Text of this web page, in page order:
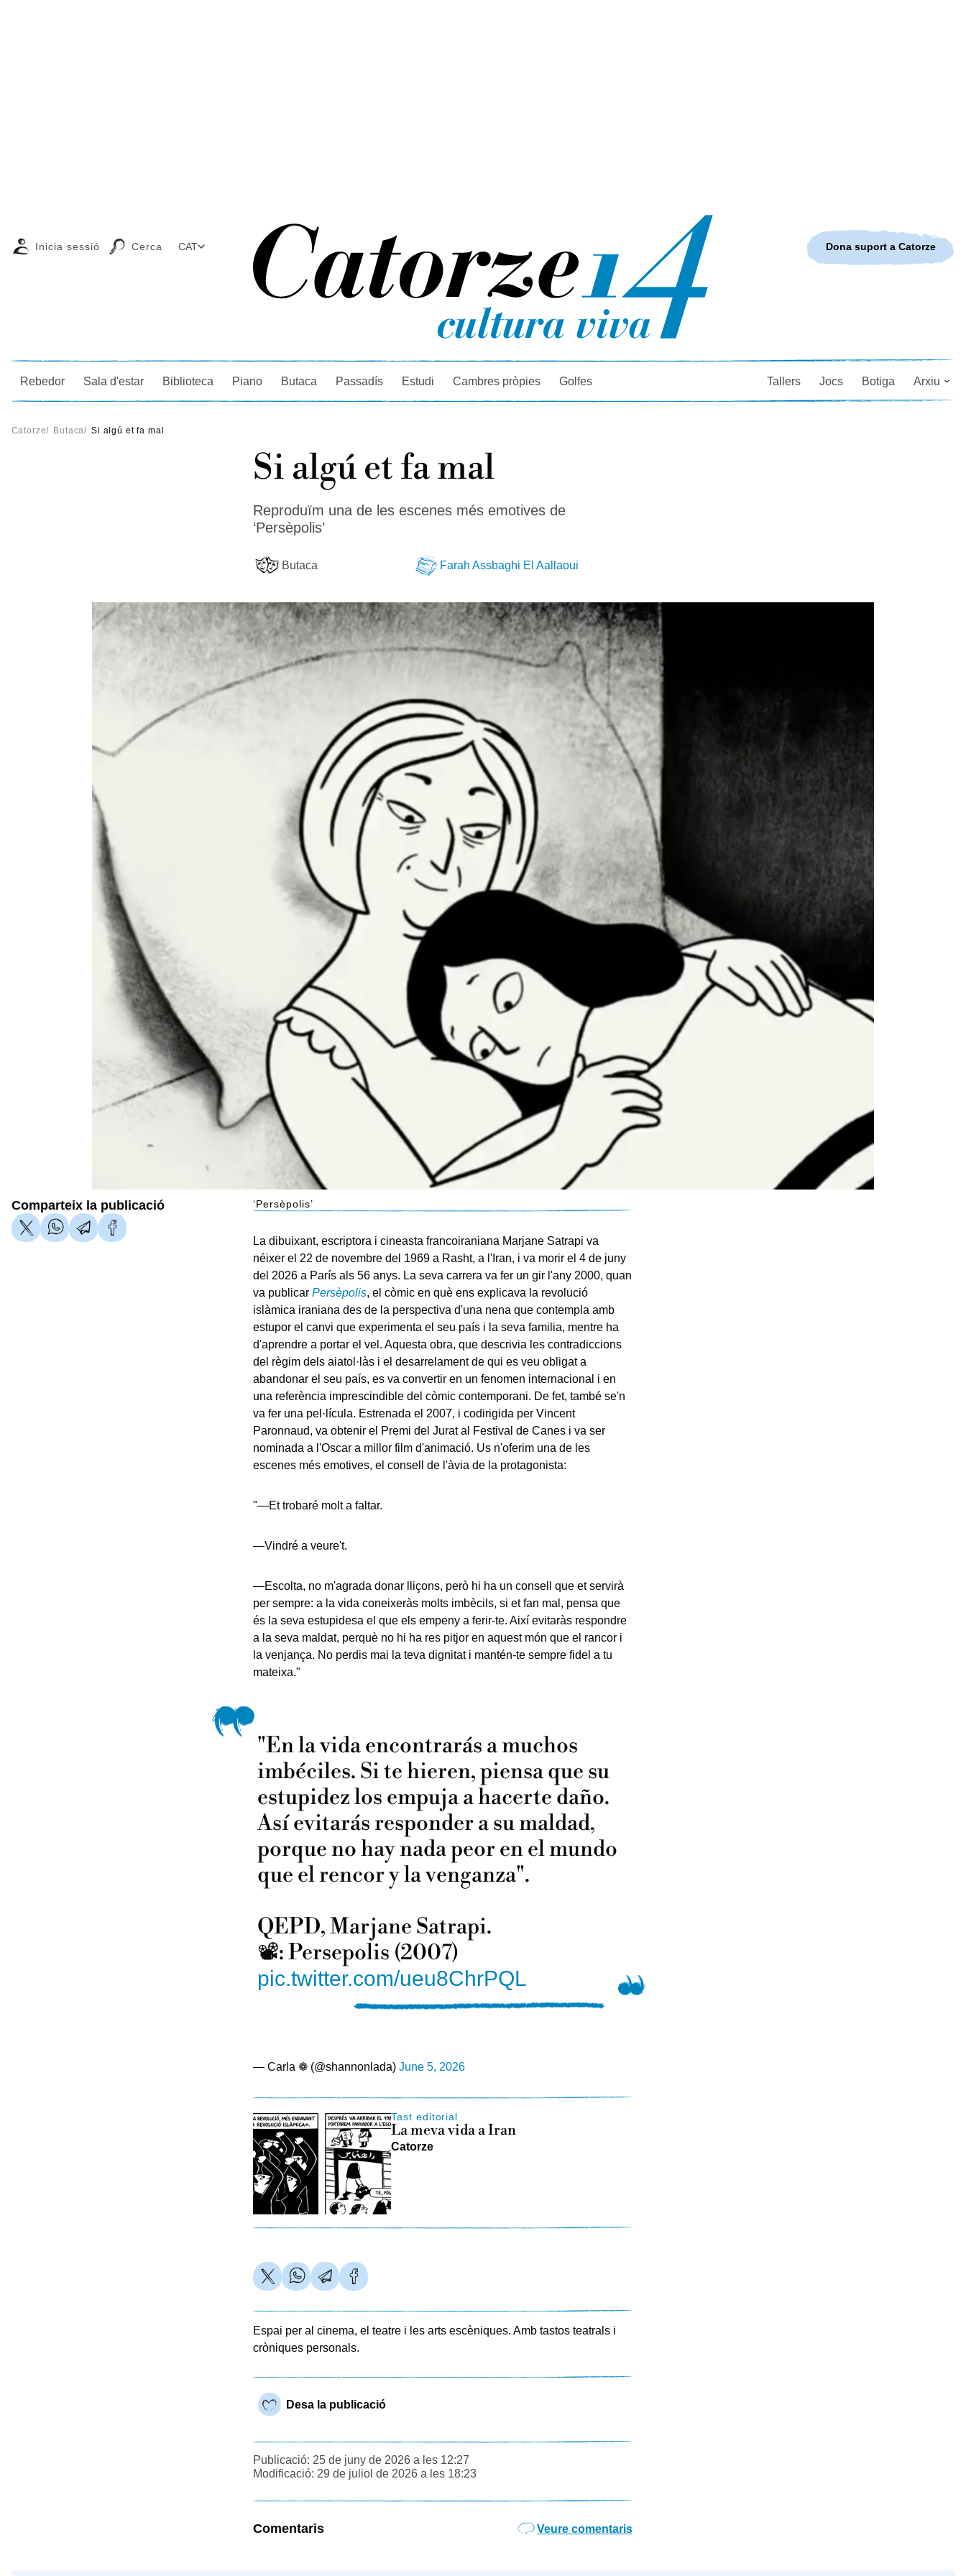
Cercador
Inicia sessió Cerca CAT
Rebedor Sala d'estar Biblioteca Piano Butaca Passadís Estudi Cambres pròpies Golfes Tallers Jocs Botiga Arxiu
Dona suport a Catorze
Catorze/ Butaca/ Si algú et fa mal
Si algú et fa mal
Reproduïm una de les escenes més emotives de
‘Persèpolis’
Butaca Farah Assbaghi El Aallaoui
‘Persèpolis’
Comparteix la publicació
La dibuixant, escriptora i cineasta francoiraniana Marjane Satrapi va
néixer el 22 de novembre del 1969 a Rasht, a l'Iran, i va morir el 4 de juny
del 2026 a París als 56 anys. La seva carrera va fer un gir l'any 2000, quan
va publicar Persèpolis, el còmic en què ens explicava la revolució
islàmica iraniana des de la perspectiva d'una nena que contempla amb
estupor el canvi que experimenta el seu país i la seva familia, mentre ha
d'aprendre a portar el vel. Aquesta obra, que descrivia les contradiccions
del règim dels aiatol·làs i el desarrelament de qui es veu obligat a
abandonar el seu país, es va convertir en un fenomen internacional i en
una referència imprescindible del còmic contemporani. De fet, també se'n
va fer una pel·lícula. Estrenada el 2007, i codirigida per Vincent
Paronnaud, va obtenir el Premi del Jurat al Festival de Canes i va ser
nominada a l'Oscar a millor film d'animació. Us n'oferim una de les
escenes més emotives, el consell de l'àvia de la protagonista:
"—Et trobaré molt a faltar.
—Vindré a veure't.
—Escolta, no m'agrada donar lliçons, però hi ha un consell que et servirà
per sempre: a la vida coneixeràs molts imbècils, si et fan mal, pensa que
és la seva estupidesa el que els empeny a ferir-te. Així evitaràs respondre
a la seva maldat, perquè no hi ha res pitjor en aquest món que el rancor i
la venjança. No perdis mai la teva dignitat i mantén-te sempre fidel a tu
mateixa."
"En la vida encontrarás a muchos
imbéciles. Si te hieren, piensa que su
estupidez los empuja a hacerte daño.
Así evitarás responder a su maldad,
porque no hay nada peor en el mundo
que el rencor y la venganza".
QEPD, Marjane Satrapi.
📽️: Persepolis (2007)
pic.twitter.com/ueu8ChrPQL
— Carla ❁ (@shannonlada) June 5, 2026
Tast editorial
La meva vida a Iran
Catorze
Espai per al cinema, el teatre i les arts escèniques. Amb tastos teatrals i
cròniques personals.
Desa la publicació
Publicació: 25 de juny de 2026 a les 12:27
Modificació: 29 de juliol de 2026 a les 18:23
Comentaris Veure comentaris